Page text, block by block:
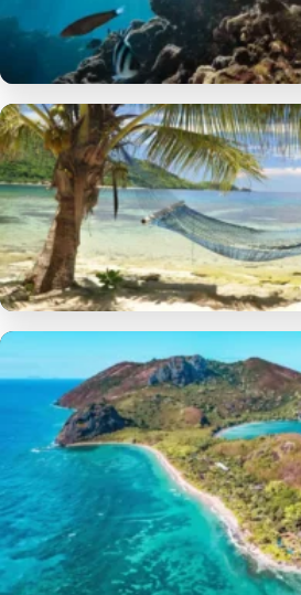
FIJI
Fiji’de Köpekbalıklarıyla Yüzmek!
by Kemal K. · 15.02.2026 · 8 dk
FIJI
Fiji Time: Bula ve Ada Ritmi
by Kemal K. · 15.02.2026 · 6 dk